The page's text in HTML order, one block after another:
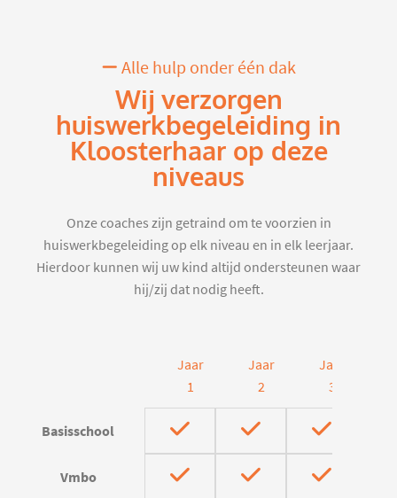
Alle hulp onder één dak
Wij verzorgen
huiswerkbegeleiding in
Kloosterhaar op deze
niveaus
Onze coaches zijn getraind om te voorzien in
huiswerkbegeleiding op elk niveau en in elk leerjaar.
Hierdoor kunnen wij uw kind altijd ondersteunen waar
hij/zij dat nodig heeft.
Jaar
1
Jaar
2
Jaar
3
Basisschool
Vmbo